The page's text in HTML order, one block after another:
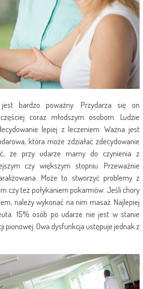
bardzo poważny. Przydarza się on
coraz młodszym osobom. Ludzie
lepiej z leczeniem. Ważna jest
która może zdziałać zdecydowanie
że przy udarze mamy do czynienia z
czy większym stopniu. Przeważnie
Może to stworzyć problemy z
czy też połykaniem pokarmów. Jeśli chory
należy wykonać na nim masaż. Najlepiej
15% osób po udarze nie jest w stanie
pionowej. Owa dysfunkcja ustępuje jednak z